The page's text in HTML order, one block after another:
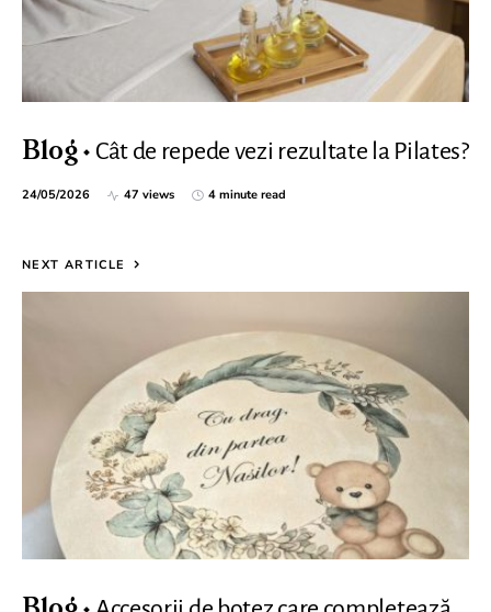
Blog Cât de repede vezi rezultate la Pilates?
24/05/2026 47 views 4 minute read
NEXT ARTICLE